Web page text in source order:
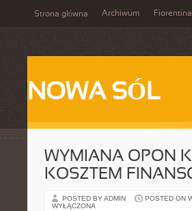
Strona główna Archiwum Fiorentina
NOWA SÓL
WYMIANA OPON
KOSZTEM
POSTED BY ADMIN POSTED ON
WYŁĄCZONA